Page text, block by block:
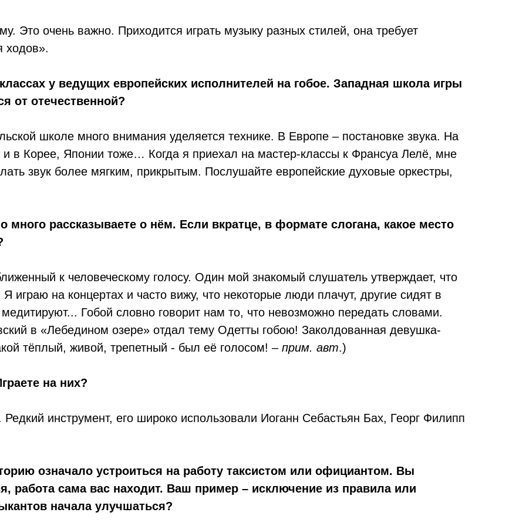
Это очень важно. Приходится играть музыку разных стилей, она требует
ходов».
у ведущих европейских исполнителей на гобое. Западная школа игры
от отечественной?
школе много внимания уделяется технике. В Европе – постановке звука. На
в Корее, Японии тоже… Когда я приехал на мастер-классы к Франсуа Лелё, мне
звук более мягким, прикрытым. Послушайте европейские духовые оркестры,
много рассказываете о нём. Если вкратце, в формате слогана, какое место
к человеческому голосу. Один мой знакомый слушатель утверждает, что
играю на концертах и часто вижу, что некоторые люди плачут, другие сидят в
Гобой словно говорит нам то, что невозможно передать словами.
в «Лебедином озере» отдал тему Одетты гобою! Заколдованная девушка-
тёплый, живой, трепетный - был её голосом! – прим. авт.)
на них?
инструмент, его широко использовали Иоганн Себастьян Бах, Георг Филипп
означало устроиться на работу таксистом или официантом. Вы
работа сама вас находит. Ваш пример – исключение из правила или
начала улучшаться?